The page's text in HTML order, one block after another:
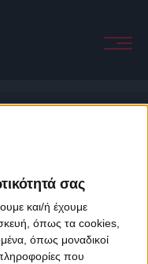
σας
και/ή έχουμε
όπως τα cookies,
όπως μοναδικοί
που
Privacy Policy